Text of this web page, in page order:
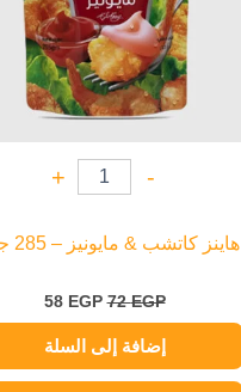
-
+
هاينز كاتشب & مايونيز – 285 جرام
72EGP
58 EGP
إضافة إلى السلة